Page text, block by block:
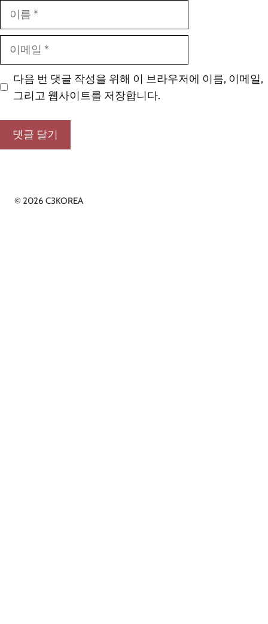
다음 번 댓글 작성을 위해 이 브라우저에 이름, 이메일,
그리고 웹사이트를 저장합니다.
© 2026 C3KOREA